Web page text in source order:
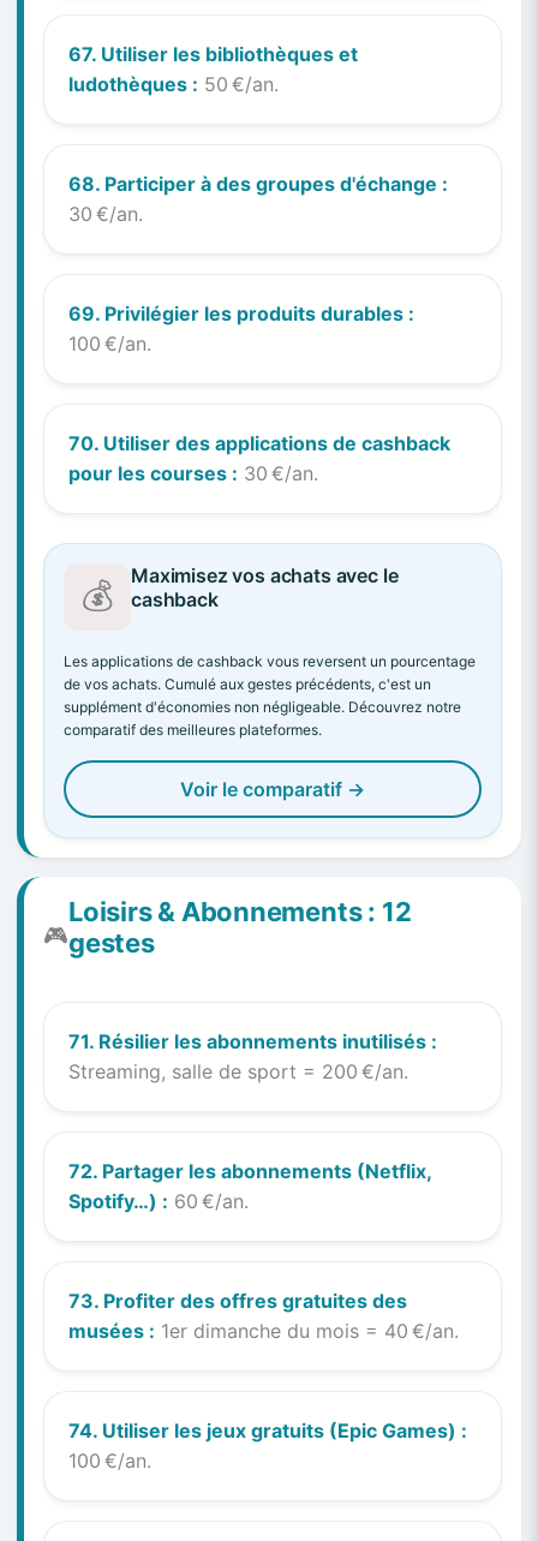
67. Utiliser les bibliothèques et
ludothèques : 50 €/an.
68. Participer à des groupes d'échange :
30 €/an.
69. Privilégier les produits durables :
100 €/an.
70. Utiliser des applications de cashback
pour les courses : 30 €/an.
💰
Maximisez vos achats avec le
cashback
Les applications de cashback vous reversent un pourcentage
de vos achats. Cumulé aux gestes précédents, c'est un
supplément d'économies non négligeable. Découvrez notre
comparatif des meilleures plateformes.
Voir le comparatif →
🎮
Loisirs & Abonnements : 12
gestes
71. Résilier les abonnements inutilisés :
Streaming, salle de sport = 200 €/an.
72. Partager les abonnements (Netflix,
Spotify…) : 60 €/an.
73. Profiter des offres gratuites des
musées : 1er dimanche du mois = 40 €/an.
74. Utiliser les jeux gratuits (Epic Games) :
100 €/an.